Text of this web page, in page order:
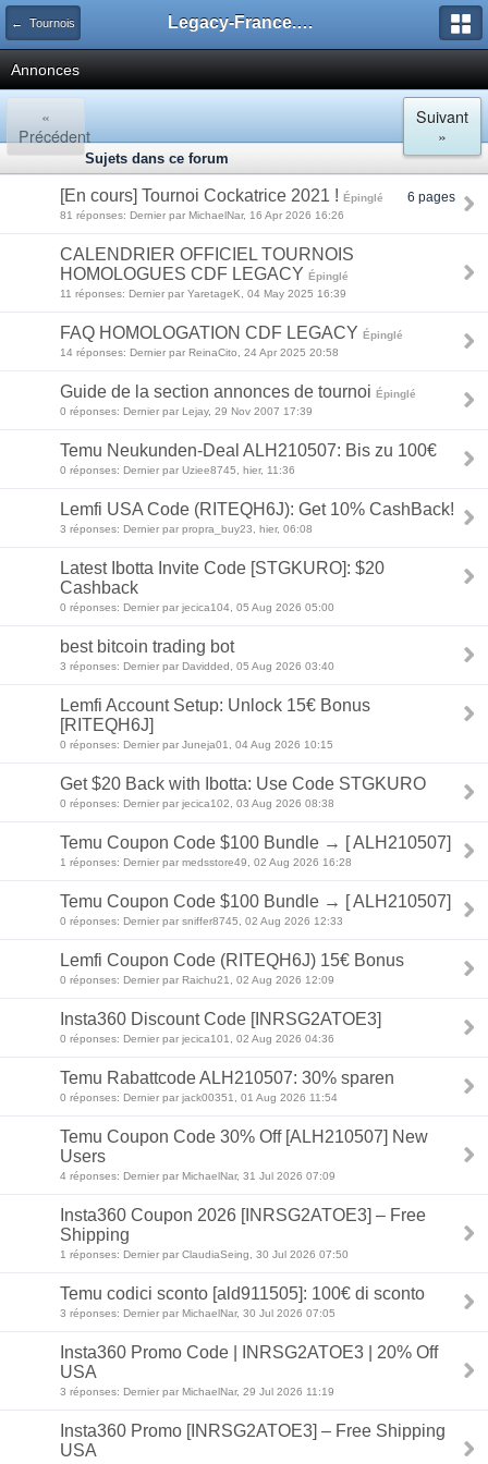
← Tournois Legacy-France.org - Forum
Annonces
«
Précédent
Suivant
»
Sujets dans ce forum
[En cours] Tournoi Cockatrice 2021 ! Épinglé 6 pages
81 réponses: Dernier par MichaelNar, 16 Apr 2026 16:26
CALENDRIER OFFICIEL TOURNOIS
HOMOLOGUES CDF LEGACY Épinglé
11 réponses: Dernier par YaretageK, 04 May 2025 16:39
FAQ HOMOLOGATION CDF LEGACY Épinglé
14 réponses: Dernier par ReinaCito, 24 Apr 2025 20:58
Guide de la section annonces de tournoi Épinglé
0 réponses: Dernier par Lejay, 29 Nov 2007 17:39
Temu Neukunden-Deal ALH210507: Bis zu 100€
0 réponses: Dernier par Uziee8745, hier, 11:36
Lemfi USA Code (RITEQH6J): Get 10% CashBack!
3 réponses: Dernier par propra_buy23, hier, 06:08
Latest Ibotta Invite Code [STGKURO]: $20
Cashback
0 réponses: Dernier par jecica104, 05 Aug 2026 05:00
best bitcoin trading bot
3 réponses: Dernier par Davidded, 05 Aug 2026 03:40
Lemfi Account Setup: Unlock 15€ Bonus
[RITEQH6J]
0 réponses: Dernier par Juneja01, 04 Aug 2026 10:15
Get $20 Back with Ibotta: Use Code STGKURO
0 réponses: Dernier par jecica102, 03 Aug 2026 08:38
Temu Coupon Code $100 Bundle → [ ALH210507]
1 réponses: Dernier par medsstore49, 02 Aug 2026 16:28
Temu Coupon Code $100 Bundle → [ ALH210507]
0 réponses: Dernier par sniffer8745, 02 Aug 2026 12:33
Lemfi Coupon Code (RITEQH6J) 15€ Bonus
0 réponses: Dernier par Raichu21, 02 Aug 2026 12:09
Insta360 Discount Code [INRSG2ATOE3]
0 réponses: Dernier par jecica101, 02 Aug 2026 04:36
Temu Rabattcode ALH210507: 30% sparen
0 réponses: Dernier par jack00351, 01 Aug 2026 11:54
Temu Coupon Code 30% Off [ALH210507] New
Users
4 réponses: Dernier par MichaelNar, 31 Jul 2026 07:09
Insta360 Coupon 2026 [INRSG2ATOE3] – Free
Shipping
1 réponses: Dernier par ClaudiaSeing, 30 Jul 2026 07:50
Temu codici sconto [ald911505]: 100€ di sconto
3 réponses: Dernier par MichaelNar, 30 Jul 2026 07:05
Insta360 Promo Code | INRSG2ATOE3 | 20% Off
USA
3 réponses: Dernier par MichaelNar, 29 Jul 2026 11:19
Insta360 Promo [INRSG2ATOE3] – Free Shipping
USA